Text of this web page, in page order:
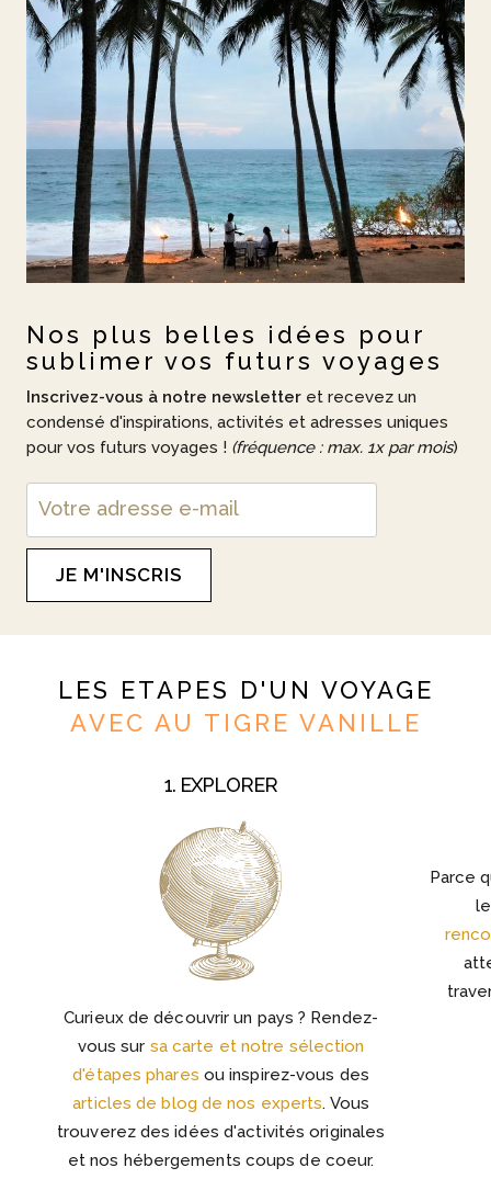
Nos plus belles idées pour
sublimer vos futurs voyages
Inscrivez-vous à notre newsletteret recevez un
condensé d'inspirations, activités et adresses uniques
pour vos futurs voyages ! (fréquence : max. 1x par mois)
JE M'INSCRIS
LES ETAPES D'UN VOYAGE
AVEC AU TIGRE VANILLE
1. EXPLORER
Curieux de découvrir un pays ? Rendez-
vous sur sa carte et notre sélection
d'étapes phares ou inspirez-vous des
articles de blog de nos experts. Vous
trouverez des idées d'activités originales
et nos hébergements coups de coeur.
Parce